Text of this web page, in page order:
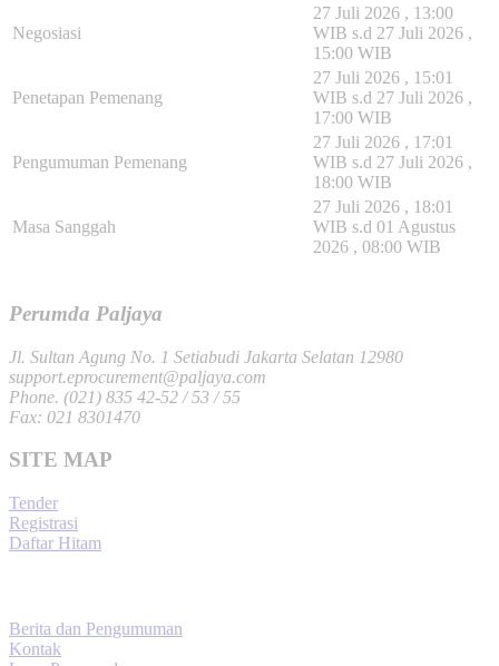
Negosiasi
27 Juli 2026 , 13:00
WIB s.d 27 Juli 2026 ,
15:00 WIB
Penetapan Pemenang
27 Juli 2026 , 15:01
WIB s.d 27 Juli 2026 ,
17:00 WIB
Pengumuman Pemenang
27 Juli 2026 , 17:01
WIB s.d 27 Juli 2026 ,
18:00 WIB
Masa Sanggah
27 Juli 2026 , 18:01
WIB s.d 01 Agustus
2026 , 08:00 WIB
Perumda Paljaya
Jl. Sultan Agung No. 1 Setiabudi Jakarta Selatan 12980
support.eprocurement@paljaya.com
Phone. (021) 835 42-52 / 53 / 55
Fax: 021 8301470
SITE MAP
Tender
Registrasi
Daftar Hitam
Berita dan Pengumuman
Kontak